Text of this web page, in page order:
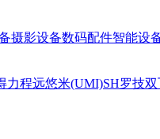
摄影设备数码配件智能设
力程远悠米(UMI)SH罗技双